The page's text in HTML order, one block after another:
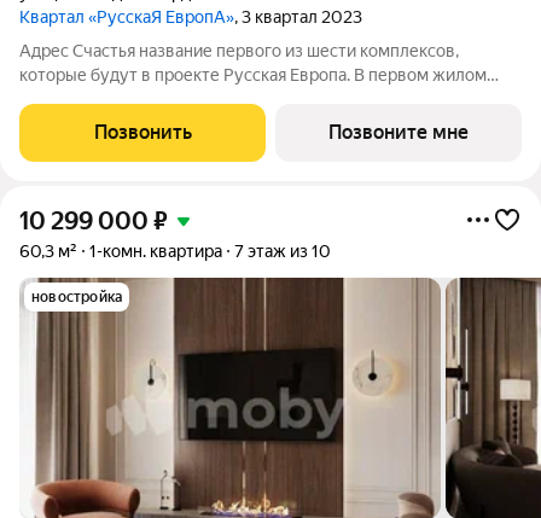
Квартал «РусскаЯ ЕвропА», 3 квартал 2023
Адрес Счастья название первого из шести комплексов,
которые будут в проекте Русская Европа. В первом жилом
России и соседствующих европейских.
Позвонить Позвоните мне
10 299 000 ₽
60,3 м² 1-комн. квартира 7 этаж из 10
новостройка